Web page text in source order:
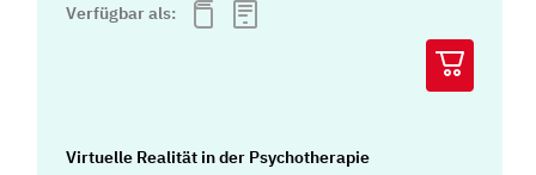
Verfügbar als:
Virtuelle Realität in der Psychotherapie